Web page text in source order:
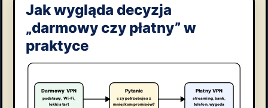
Jak wygląda decyzja
„darmowy czy płatny” w
praktyce
Darmowy VPN
podstawy, Wi‑Fi,
lekki start
Pytanie
czy potrzebujesz
mniej kompromisów?
Płatny VPN
streaming, bank,
telefon, wygoda